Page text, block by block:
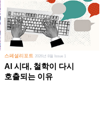
스페셜리포트 2026년 8월 Issue 1
AI 시대, 철학이 다시
호출되는 이유